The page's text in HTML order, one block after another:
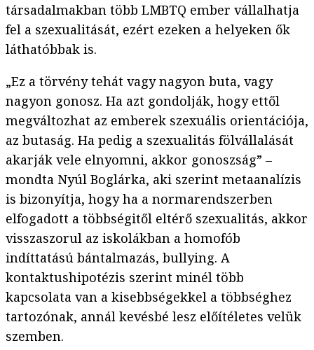
társadalmakban több LMBTQ ember vállalhatja
fel a szexualitását, ezért ezeken a helyeken ők
láthatóbbak is.
„Ez a törvény tehát vagy nagyon buta, vagy
nagyon gonosz. Ha azt gondolják, hogy ettől
megváltozhat az emberek szexuális orientációja,
az butaság. Ha pedig a szexualitás fölvállalását
akarják vele elnyomni, akkor gonoszság” –
mondta Nyúl Boglárka, aki szerint metaanalízis
is bizonyítja, hogy ha a normarendszerben
elfogadott a többségitől eltérő szexualitás, akkor
visszaszorul az iskolákban a homofób
indíttatású bántalmazás, bullying. A
kontaktushipotézis szerint minél több
kapcsolata van a kisebbségekkel a többséghez
tartozónak, annál kevésbé lesz előítéletes velük
szemben.